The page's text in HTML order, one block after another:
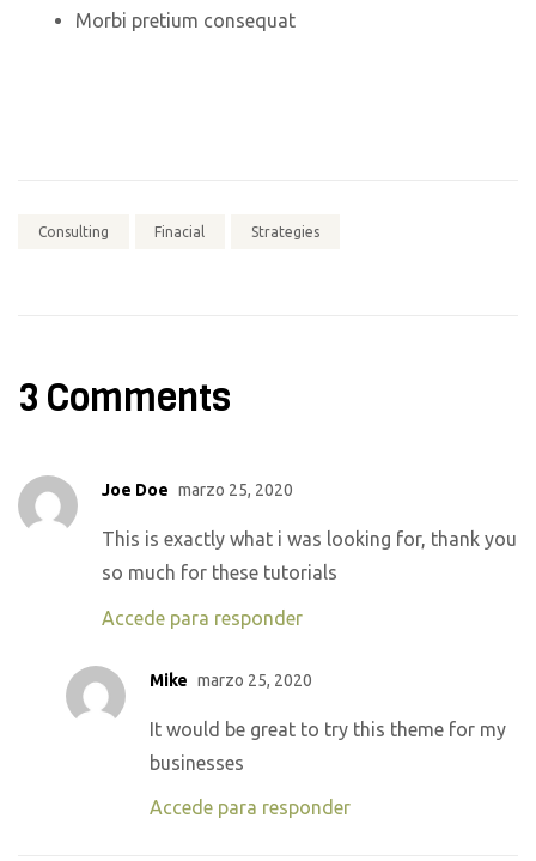
Morbi pretium consequat
Consulting Finacial Strategies
3 Comments
Joe Doe marzo 25, 2020
This is exactly what i was looking for, thank you
so much for these tutorials
Accede para responder
Mike marzo 25, 2020
It would be great to try this theme for my
businesses
Accede para responder